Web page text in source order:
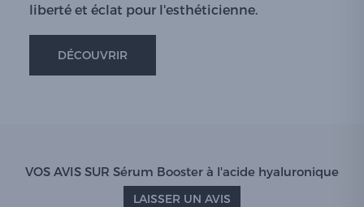
liberté et éclat pour l'esthéticienne.
DÉCOUVRIR
VOS AVIS SUR Sérum Booster à l'acide hyaluronique
LAISSER UN AVIS